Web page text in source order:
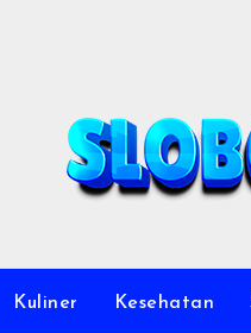
Kuliner Kesehatan